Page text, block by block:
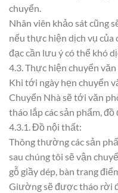
chuyển.
Nhân viên khảo sát cũng
nếu thực hiện dịch vụ của
đạc cần lưu ý có thể khó
4.3. Thực hiện chuyển
Khi tới ngày hẹn chuyển
Chuyển Nhà sẽ tới văn
tháo lắp các sản phẩm, đồ
4.3.1. Đồ nội thất:
Thông thường các sản
sau chúng tôi sẽ vận
gỗ giầy dép, bàn trang
Giường sẽ được tháo rời